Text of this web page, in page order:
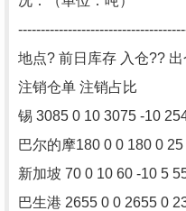
地点? 前日库存 入仓??
注销仓单 注销占比
锡 3085 0 10 3075 -10
巴尔的摩180 0 0 180 0
新加坡 70 0 10 60 -10 5
巴生港 2655 0 0 2655 0